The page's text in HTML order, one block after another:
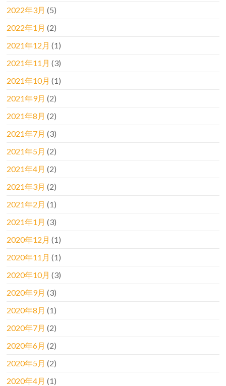
2022年3月 (5)
2022年1月 (2)
2021年12月 (1)
2021年11月 (3)
2021年10月 (1)
2021年9月 (2)
2021年8月 (2)
2021年7月 (3)
2021年5月 (2)
2021年4月 (2)
2021年3月 (2)
2021年2月 (1)
2021年1月 (3)
2020年12月 (1)
2020年11月 (1)
2020年10月 (3)
2020年9月 (3)
2020年8月 (1)
2020年7月 (2)
2020年6月 (2)
2020年5月 (2)
2020年4月 (1)